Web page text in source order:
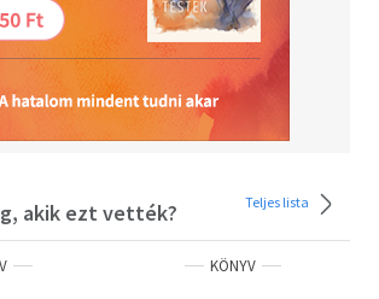
akik ezt vették? Teljes lista
KÖNYV